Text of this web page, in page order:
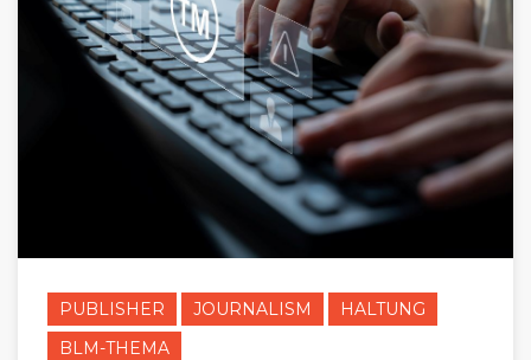
PUBLISHER JOURNALISM
HALTUNG
BLM-THEMA